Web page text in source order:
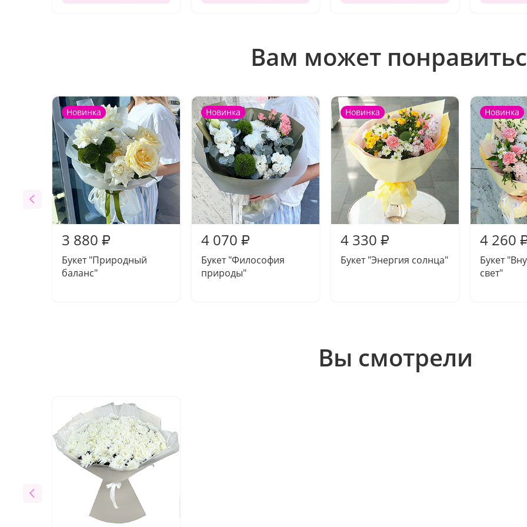
Вам может
Новинка
3 880 ₽
Букет "Природный
баланс"
Новинка
4 070 ₽
Букет "Философия
природы"
Новинка
4 330 ₽
Букет "Энергия солнца"
Новинка
4 260
Букет
свет"
Вы смотрели